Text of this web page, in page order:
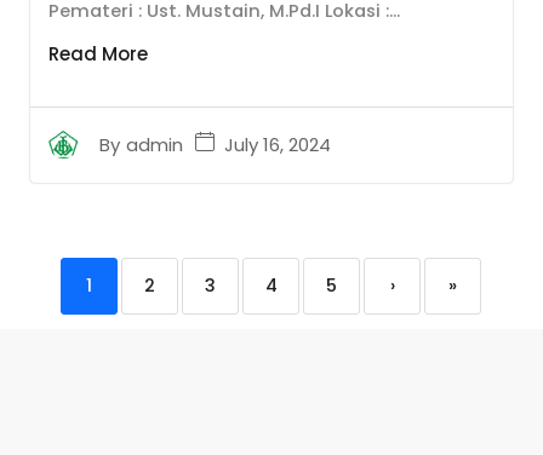
By admin July 16, 2024
Pemateri : Ust. Mustain, M.Pd.I Lokasi :...
Read More
1 2 3 4 5 › »